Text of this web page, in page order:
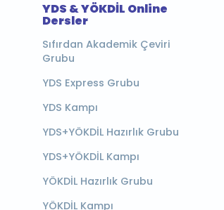
YDS & YÖKDİL Online
Dersler
Sıfırdan Akademik Çeviri
Grubu
YDS Express Grubu
YDS Kampı
YDS+YÖKDİL Hazırlık Grubu
YDS+YÖKDİL Kampı
YÖKDİL Hazırlık Grubu
YÖKDİL Kampı